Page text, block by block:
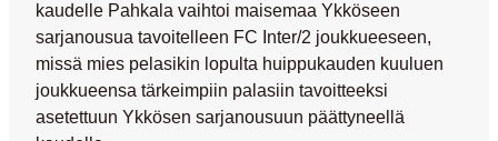
kaudelle Pahkala vaihtoi maisemaa Ykköseen
sarjanousua tavoitelleen FC Inter/2 joukkueeseen,
missä mies pelasikin lopulta huippukauden kuuluen
joukkueensa tärkeimpiin palasiin tavoitteeksi
asetettuun Ykkösen sarjanousuun päättyneellä